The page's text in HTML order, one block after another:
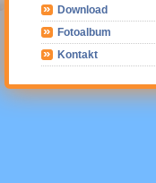
Download
Fotoalbum
Kontakt